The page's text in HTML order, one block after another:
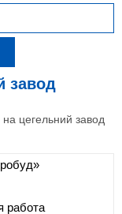
завод
на цегельний завод
работа